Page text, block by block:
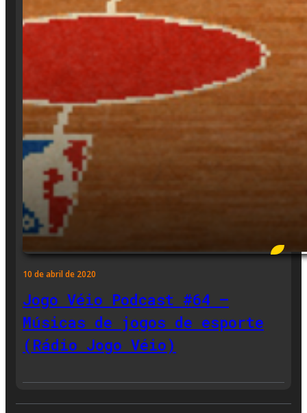
10 de abril de 2020
Jogo Véio Podcast #64 –
Músicas de jogos de esporte
(Rádio Jogo Véio)